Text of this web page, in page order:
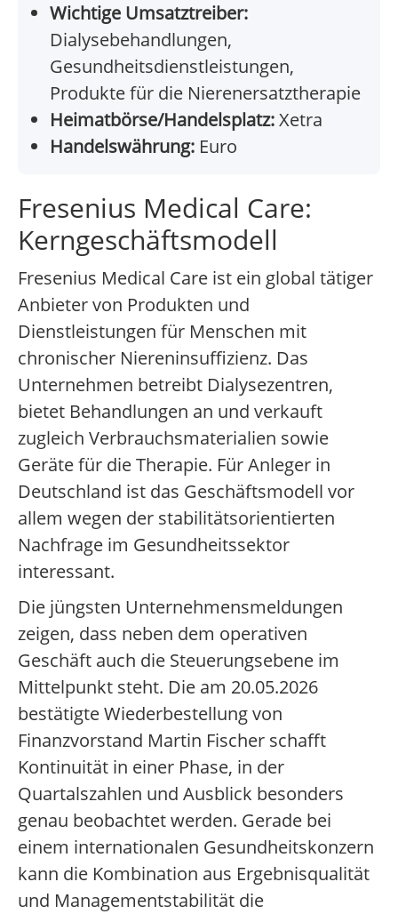
Wichtige Umsatztreiber:
Dialysebehandlungen,
Gesundheitsdienstleistungen,
Produkte für die Nierenersatztherapie
Heimatbörse/Handelsplatz:Xetra
Handelswährung: Euro
Fresenius Medical Care:
Kerngeschäftsmodell
Fresenius Medical Care ist ein global tätiger
Anbieter von Produkten und
Dienstleistungen für Menschen mit
chronischer Niereninsuffizienz. Das
Unternehmen betreibt Dialysezentren,
bietet Behandlungen an und verkauft
zugleich Verbrauchsmaterialien sowie
Geräte für die Therapie. Für Anleger in
Deutschland ist das Geschäftsmodell vor
allem wegen der stabilitätsorientierten
Nachfrage im Gesundheitssektor
interessant.
Die jüngsten Unternehmensmeldungen
zeigen, dass neben dem operativen
Geschäft auch die Steuerungsebene im
Mittelpunkt steht. Die am 20.05.2026
bestätigte Wiederbestellung von
Finanzvorstand Martin Fischer schafft
Kontinuität in einer Phase, in der
Quartalszahlen und Ausblick besonders
genau beobachtet werden. Gerade bei
einem internationalen Gesundheitskonzern
kann die Kombination aus Ergebnisqualität
und Managementstabilität die